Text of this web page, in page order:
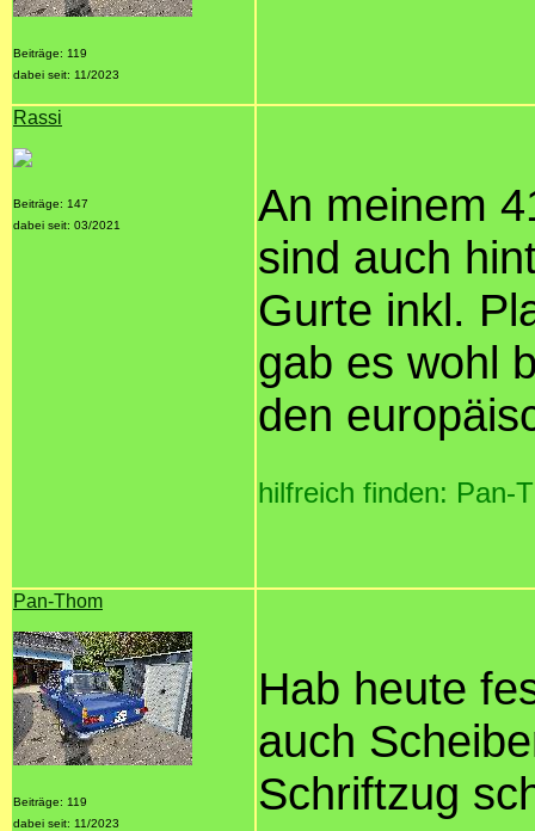
Beiträge: 119
dabei seit: 11/2023
Rassi
Beiträge: 147
dabei seit: 03/2021
An meinem
sind auch
Gurte inkl.
gab es wohl
den
hilfreich finden: Pan-
Pan-Thom
Beiträge: 119
dabei seit: 11/2023
Hab heute
auch
Schriftzug